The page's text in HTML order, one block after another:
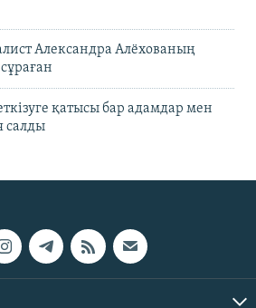
Александра Алёхованың
қатысы бар адамдар мен
салды